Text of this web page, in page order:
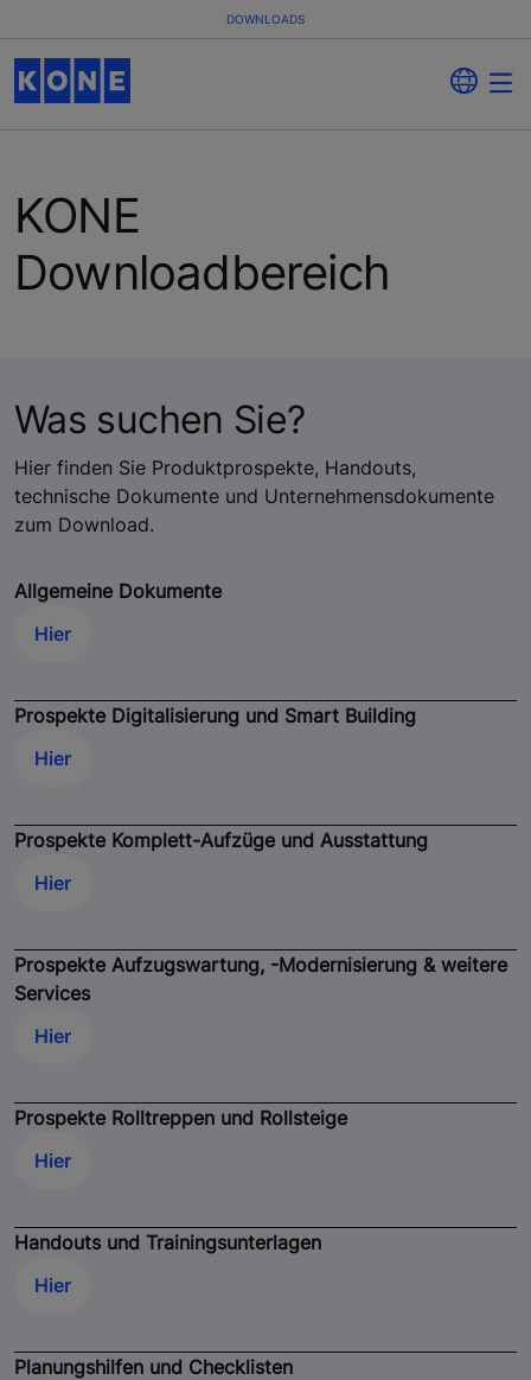
DOWNLOADS
KONE
Downloadbereich
Was suchen Sie?
Hier finden Sie Produktprospekte, Handouts,
technische Dokumente und Unternehmensdokumente
zum Download.
Allgemeine Dokumente
Hier
Prospekte Digitalisierung und Smart Building
Hier
Prospekte Komplett-Aufzüge und Ausstattung
Hier
Prospekte Aufzugswartung, -Modernisierung & weitere
Services
Hier
Prospekte Rolltreppen und Rollsteige
Hier
Handouts und Trainingsunterlagen
Hier
Planungshilfen und Checklisten